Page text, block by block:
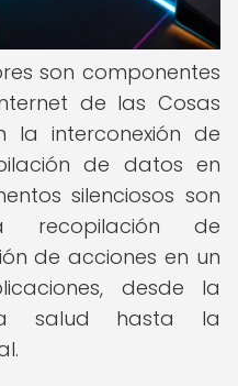
son componentes
de las Cosas
la interconexión de
de datos en
silenciosos son
recopilación de
de acciones en un
desde la
salud hasta la